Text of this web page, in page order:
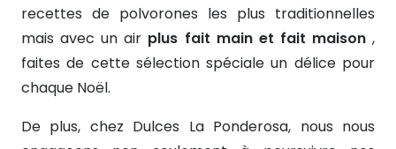
recettes de polvorones les plus traditionnelles
mais avec un air plus fait main et fait maison,
faites de cette sélection spéciale un délice pour
chaque Noël.
De plus, chez Dulces La Ponderosa, nous nous